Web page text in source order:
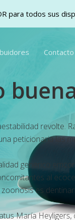
Contacto
revolte.
peticionaria las
generico
al
es
María
para todos sus